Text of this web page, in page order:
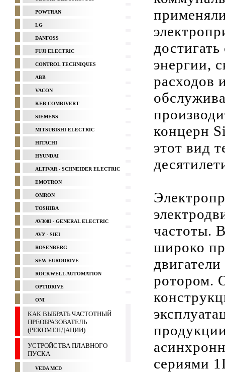
POWTRAN
LG
DANFOSS
FUJI ELECTRIC
CONTROL TECHNIQUES
ABB
VACON
KEB COMBIVERT
SIEMENS
MITSUBISHI ELECTRIC
HITACHI
HYUNDAI
ALTIVAR - SCHNEIDER ELECTRIC
EMOTRON
OMRON
TOSHIBA
AV300I - GENERAL ELECTRIC
AVУ - SIEI
ROSENBERG
SEW EURODRIVE
ROCKWELL AUTOMATION
OPTIDRIVE
ONI
КАК ВЫБРАТЬ ЧАСТОТНЫЙ
ПРЕОБРАЗОВАТЕЛЬ
(РЕКОМЕНДАЦИИ)
УСТРОЙСТВА ПЛАВНОГО
ПУСКА
VEDA MCD
энергии,
расходов
концерн
этот вид
частоты.
широко
ротором.
сериями